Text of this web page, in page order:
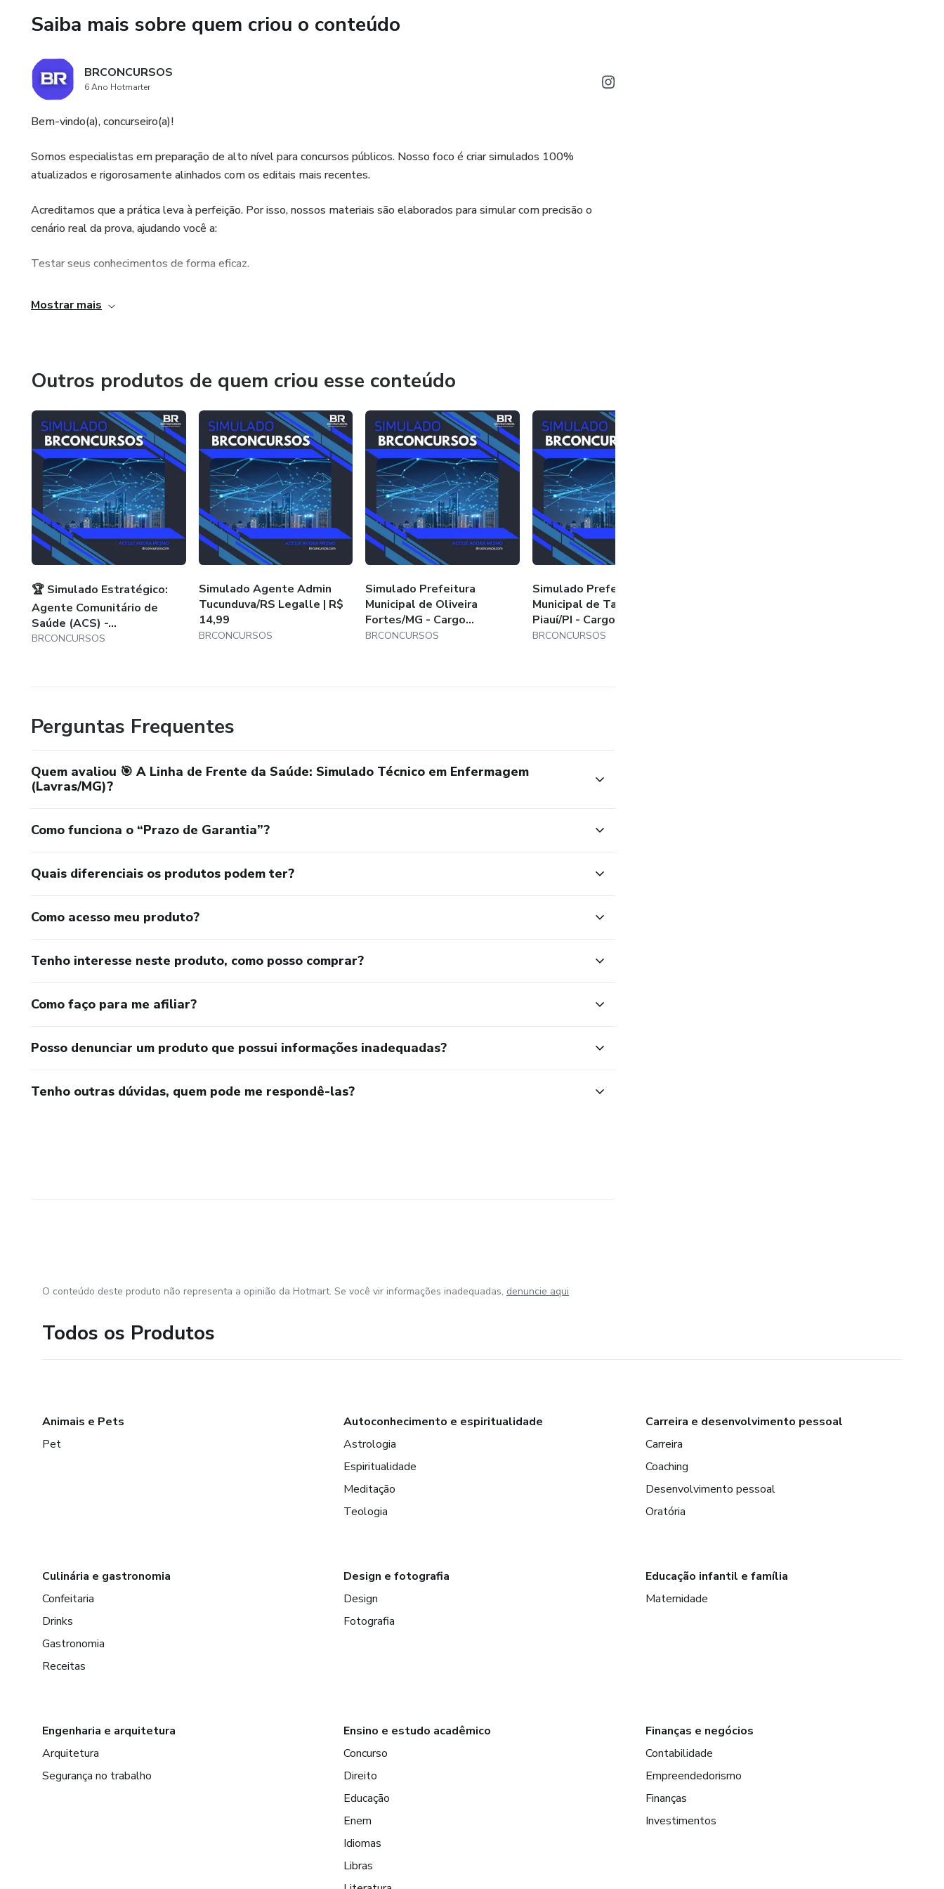
Testar seu nível sob pressão é a diferença exata entre o cadastro de reserva e a assinatura
🚀 Vista o jaleco da aprovação! Adquira o simulado agora e garanta a sua vaga na Prefeitura
Saiba mais sobre quem criou o conteúdo
BRCONCURSOS
6 Ano Hotmarter
Bem-vindo(a), concurseiro(a)!
​Somos especialistas em preparação de alto nível para concursos públicos. Nosso foco é criar simulados 100%
atualizados e rigorosamente alinhados com os editais mais recentes.
​Acreditamos que a prática leva à perfeição. Por isso, nossos materiais são elaborados para simular com precisão o
cenário real da prova, ajudando você a:
​Testar seus conhecimentos de forma eficaz.
​Gerenciar seu tempo de prova com estratégia.
​Invista na sua preparação com quem entende do assunto. Comece a treinar hoje e dê o passo decisivo rumo à sua
aprovação!
Mostrar mais
Outros produtos de quem criou esse conteúdo
🏆 Simulado Estratégico:
Agente Comunitário de
Saúde (ACS) -...
BRCONCURSOS
Simulado Agente Admin
Tucunduva/RS Legalle | R$
14,99
BRCONCURSOS
Simulado Prefeitura
Municipal de Oliveira
Fortes/MG - Cargo...
BRCONCURSOS
Simulado Prefeitura
Municipal de Tanque do
Piauí/PI - Cargo...
BRCONCURSOS
Perguntas Frequentes
Quem avaliou 🎯 A Linha de Frente da Saúde: Simulado Técnico em Enfermagem
(Lavras/MG)?
Como funciona o “Prazo de Garantia”?
Quais diferenciais os produtos podem ter?
Como acesso meu produto?
Tenho interesse neste produto, como posso comprar?
Como faço para me afiliar?
Posso denunciar um produto que possui informações inadequadas?
Tenho outras dúvidas, quem pode me respondê-las?
O conteúdo deste produto não representa a opinião da Hotmart. Se você vir informações inadequadas, denuncie aqui
Todos os Produtos
Animais e Pets
Pet
Autoconhecimento e espiritualidade
Astrologia
Espiritualidade
Meditação
Teologia
Carreira e desenvolvimento pessoal
Carreira
Coaching
Desenvolvimento pessoal
Oratória
Culinária e gastronomia
Confeitaria
Drinks
Gastronomia
Receitas
Design e fotografia
Design
Fotografia
Educação infantil e família
Maternidade
Engenharia e arquitetura
Arquitetura
Segurança no trabalho
Ensino e estudo acadêmico
Concurso
Direito
Educação
Enem
Idiomas
Libras
Finanças e negócios
Contabilidade
Empreendedorismo
Finanças
Investimentos